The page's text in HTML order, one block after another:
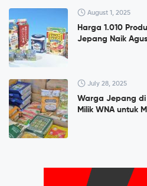
August 1, 2025
Harga 1.010
Jepang Naik
July 28, 2025
Warga Jepang di
Milik WNA untuk